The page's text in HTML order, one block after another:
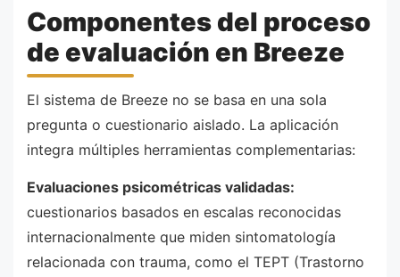
Componentes del proceso
de evaluación en Breeze
El sistema de Breeze no se basa en una sola
pregunta o cuestionario aislado. La aplicación
integra múltiples herramientas complementarias:
Evaluaciones psicométricas validadas:
cuestionarios basados en escalas reconocidas
internacionalmente que miden sintomatología
relacionada con trauma, como el TEPT (Trastorno